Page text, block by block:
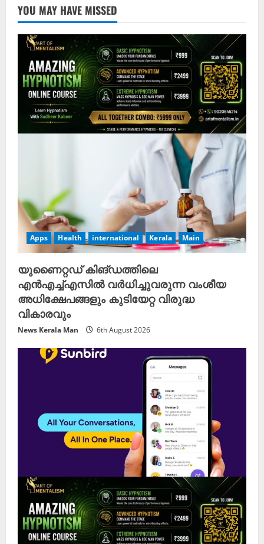
YOU MAY HAVE MISSED
Apps Health international Kerala Main
യുണൈറ്റഡ് കിങ്ഡത്തിലെ
എൻഎച്ച്എസിൽ വർധിച്ചുവരുന്ന വംശീയ
അധിക്ഷേപങ്ങളും കുടിയേറ്റ വിരുദ്ധ
വികാരവും
News Kerala Man 6th August 2026